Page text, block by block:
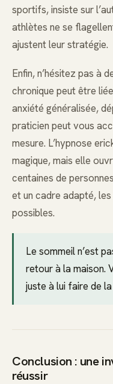
sportifs, insiste sur
athlètes ne se
ajustent leur stratégie.
Enfin, n’hésitez pas à
chronique peut être
anxiété généralisée,
praticien peut vous
mesure. L’hypnose
magique, mais elle
centaines de
et un cadre adapté,
possibles.
Le sommeil n’est
retour à la maison.
juste à lui faire de
Conclusion : une
réussir